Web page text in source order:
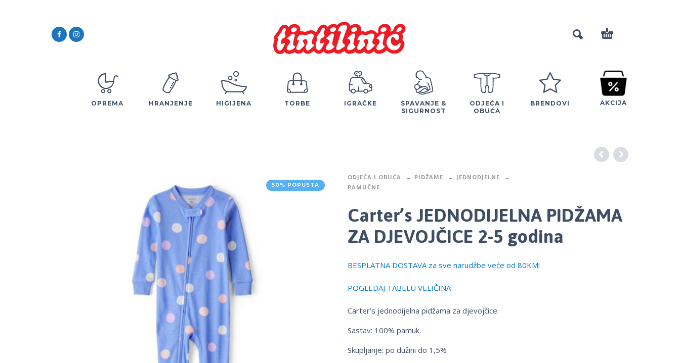
OPREMA HRANJENJE HIGIJENA TORBE IGRAČKE
SPAVANJE &
SIGURNOST
ODJEĆA I
OBUĆA
BRENDOVI AKCIJA
50% POPUSTA
ODJEĆA I OBUĆA PIDŽAME
JEDNODJELNE
PAMUČNE
Carter’s JEDNODIJELNA PIDŽAMA
ZA DJEVOJČICE 2-5 godina
BESPLATNA DOSTAVA za sve narudžbe veće od 80KM!
POGLEDAJ TABELU VELIČINA
Carter’s jednodijelna pidžama za djevojčice.
Sastav: 100% pamuk.
Skupljanje: po dužini do 1,5%